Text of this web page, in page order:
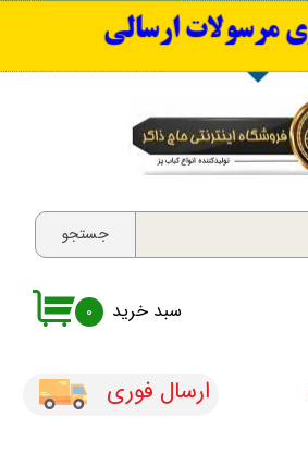
۰
جستجو
مرسولات ارسالی
ارسال فوری
سبد خرید